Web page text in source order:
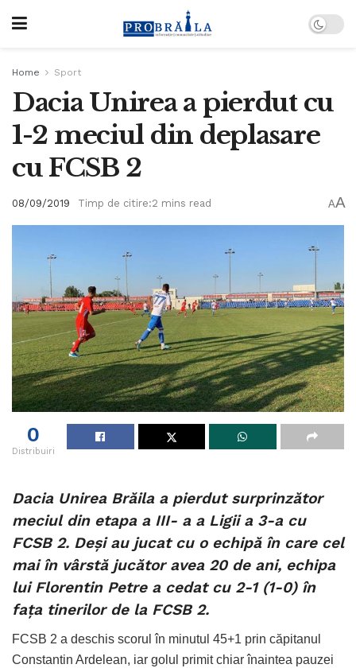
Home Sport
Dacia Unirea a pierdut cu
1-2 meciul din deplasare
cu FCSB 2
08/09/2019 Timp de citire:2 mins read AA
0
Distribuiri
Dacia Unirea Brăila a pierdut surprinzător
meciul din etapa a III- a a Ligii a 3-a cu
FCSB 2. Deși au jucat cu o echipă în care cel
mai în vârstă jucător avea 20 de ani, echipa
lui Florentin Petre a cedat cu 2-1 (1-0) în
fața tinerilor de la FCSB 2.
FCSB 2 a deschis scorul în minutul 45+1 prin căpitanul
Constantin Ardelean, iar golul primit chiar înaintea pauzei